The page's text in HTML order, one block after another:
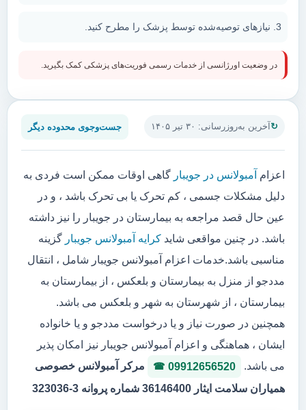
آخرین به‌روزرسانی: ۳۰ تیر ۱۴۰۵ جست‌وجوی محدوده دیگر
اعزام آمبولانس در جویبار گاهی اوقات ممکن است فردی به
دلیل مشکلات جسمی ، کم تحرک یا بی تحرک باشد ، و در
عین حال قصد مراجعه به بیمارستان در جویبار را نیز داشته
باشد. در چنین مواقعی شاید کرایه آمبولانس جویبار گزینه
مناسبی باشد.خدمات اعزام آمبولانس جویبار شامل ، انتقال
مددجو از منزل به بیمارستان و بلعکس ، از بیمارستان به
بیمارستان ، از شهرستان به شهر و بلعکس می باشد.
همچنین در صورت نیاز و یا درخواست مددجو و یا خانواده
ایشان ، هماهنگی و اعزام آمبولانس جویبار نیز امکان پذیر
می باشد.
09912656520
مرکر آمبولانس خصوصی
همیاران سلامت ایثار 36146400 شماره پروانه 3-323036
نیازهای توصیه‌شده توسط پزشک را مطرح کنید.
در وضعیت اورژانسی از خدمات رسمی فوریت‌های پزشکی کمک بگیرید.